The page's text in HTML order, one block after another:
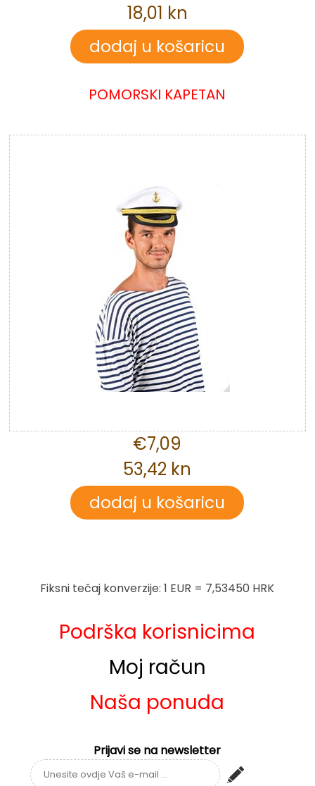
18,01 kn
POMORSKI KAPETAN
€7,09
53,42 kn
Fiksni tečaj konverzije: 1 EUR = 7,53450 HRK
Podrška korisnicima
Moj račun
Naša ponuda
Prijavi se na newsletter